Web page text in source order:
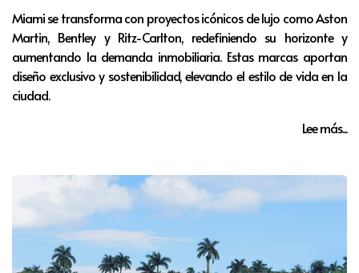
Miami se transforma con proyectos icónicos de lujo como Aston
Martin, Bentley y Ritz-Carlton, redefiniendo su horizonte y
aumentando la demanda inmobiliaria. Estas marcas aportan
diseño exclusivo y sostenibilidad, elevando el estilo de vida en la
ciudad.
Lee más...